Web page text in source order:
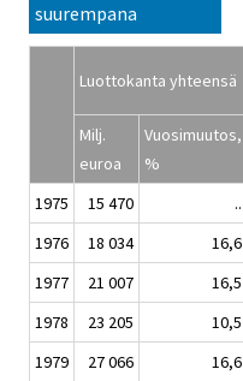
suurempana
Luottokanta yhteensä
Milj.
euroa
Vuosimuutos,
%
1975
15 470 ..
1976
18 034 16,6
1977
21 007 16,5
1978
23 205 10,5
1979
27 066 16,6